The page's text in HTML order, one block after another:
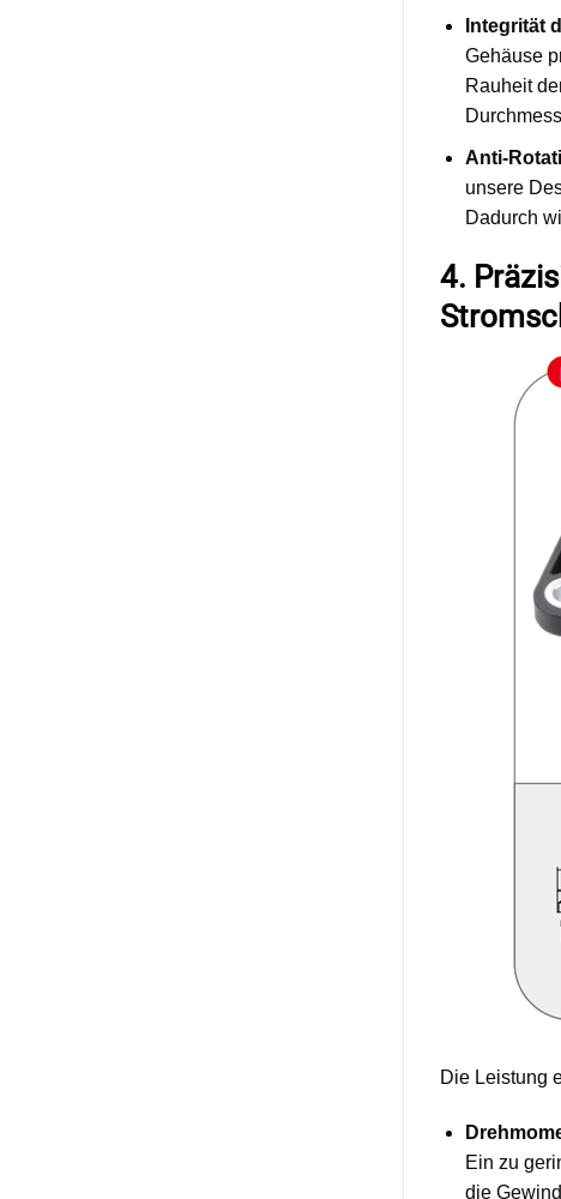
Integrität
Gehäuse
Rauheit
Anti-
unsere
Dadurch
4.
Die Leistung
Ein zu
die